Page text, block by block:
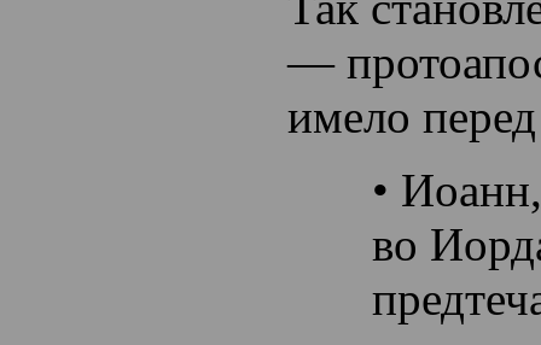
—
имело
•
во